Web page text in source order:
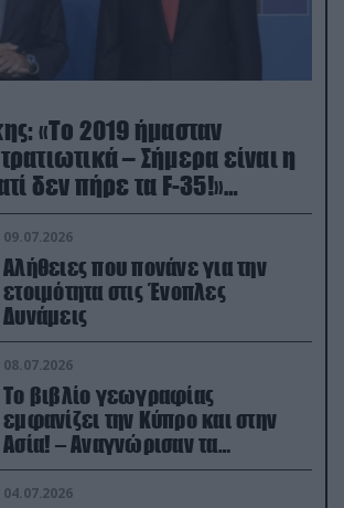
«Το 2019 ήμασταν
– Σήμερα είναι η
δεν πήρε τα F-35!»
09.07.2026
Αλήθειες που πονάνε για την
ετοιμότητα στις Ένοπλες
Δυνάμεις
08.07.2026
Το βιβλίο γεωγραφίας
εμφανίζει την Κύπρο και στην
Ασία! – Αναγνώρισαν τα
κατεχόμενα; (φωτο)
04.07.2026